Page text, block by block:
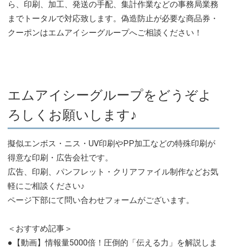
ら、印刷、加工、発送の手配、集計作業などの事務局業務
までトータルで対応致します。偽造防止が必要な商品券・
クーポンはエムアイシーグループへご相談ください！
エムアイシーグループをどうぞよ
ろしくお願いします♪
擬似エンボス・ニス・UV印刷やPP加工などの特殊印刷が
得意な印刷・広告会社です。
広告、印刷、パンフレット・クリアファイル制作などお気
軽にご相談ください♪
ページ下部にて問い合わせフォームがございます。
＜おすすめ記事＞
●【動画】情報量5000倍！圧倒的「伝える力」を解説しま